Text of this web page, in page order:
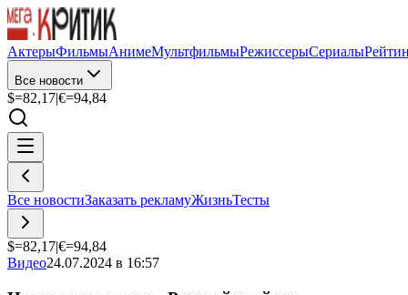
АктерыФильмыАнимеМультфильмыРежиссерыСериалы
Все новости
$=82,17|€=94,84
Все новостиЗаказать рекламуЖизньТесты
$=82,17|€=94,84
Видео24.07.2024 в 16:57